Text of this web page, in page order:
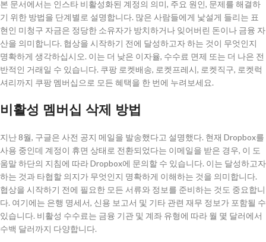
본 문서에서는 인스타 비활성화된 계정의 의미, 주요 원인, 문제를 해결하
기 위한 방법을 단계별로 설명합니다. 많은 사람들에게 낯설게 들리는 표
현인 미청구 자금은 정당한 소유자가 방치하거나 잊어버린 돈이나 금융 자
산을 의미합니다. 협상을 시작하기 전에 달성하고자 하는 것이 무엇인지
명확하게 생각하십시오. 이는 더 낮은 이자율, 수수료 면제 또는 더 나은 전
반적인 거래일 수 있습니다. 쿠팡 로켓배송, 로켓프레시, 로켓직구, 로켓럭
셔리까지 쿠팡 멤버십으로 모든 혜택을 한 번에 누려보세요.
비활성 멤버십 삭제 방법
지난 8월, 구글은 사전 공지 메일을 발송했다고 설명했다. 현재 Dropbox를
사용 중인데 계정이 휴면 상태로 전환되었다는 이메일을 받은 경우, 이 도
움말 하단의 지침에 따라 Dropbox에 문의할 수 있습니다. 이는 달성하고자
하는 것과 타협할 의지가 무엇인지 명확하게 이해하는 것을 의미합니다.
협상을 시작하기 전에 필요한 모든 서류와 정보를 준비하는 것도 중요합니
다. 여기에는 은행 명세서, 신용 보고서 및 기타 관련 재무 정보가 포함될 수
있습니다. 비활성 수수료는 금융 기관 및 계좌 유형에 따라 월 몇 달러에서
수백 달러까지 다양합니다.